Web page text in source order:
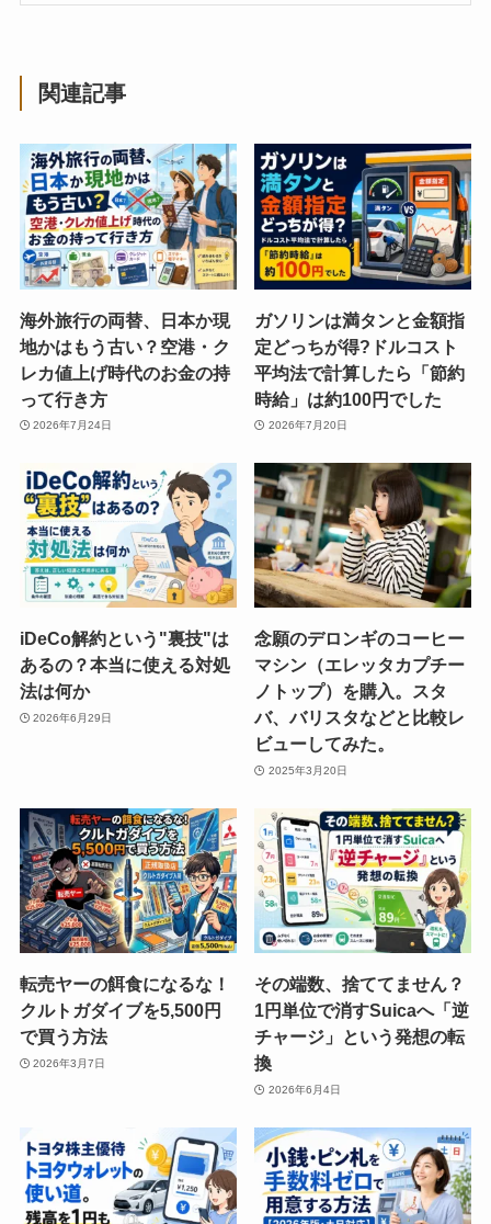
関連記事
海外旅行の両替、日本か現
地かはもう古い？空港・ク
レカ値上げ時代のお金の持
って行き方
2026年7月24日
ガソリンは満タンと金額指
定どっちが得?ドルコスト
平均法で計算したら「節約
時給」は約100円でした
2026年7月20日
iDeCo解約という"裏技"は
あるの？本当に使える対処
法は何か
2026年6月29日
念願のデロンギのコーヒー
マシン（エレッタカプチー
ノトップ）を購入。スタ
バ、バリスタなどと比較レ
ビューしてみた。
2025年3月20日
転売ヤーの餌食になるな！
クルトガダイブを5,500円
で買う方法
2026年3月7日
その端数、捨ててません？
1円単位で消すSuicaへ「逆
チャージ」という発想の転
換
2026年6月4日